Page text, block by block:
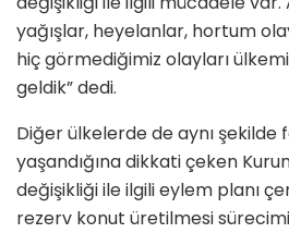
yağışlar, heyelanlar, hortum
hiç görmediğimiz olayları
geldik” dedi.
Diğer ülkelerde de aynı şekilde
yaşandığına dikkati çeken
değişikliği ile ilgili eylem planı
rezerv konut üretilmesi